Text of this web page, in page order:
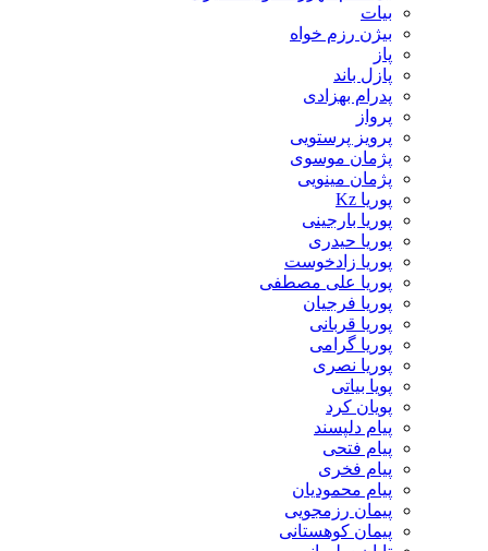
بیات
بیژن رزم خواه
پاز
پازل باند
پدرام بهزادی
پرواز
پرویز پرستویی
پژمان موسوی
پژمان مینویی
پوریا Kz
پوریا بارجینی
پوریا حیدری
پوریا زادخوست
پوریا علی مصطفی
پوریا فرجیان
پوریا قربانی
پوریا گرامی
پوریا نصری
پویا بیاتی
پویان کرد
پیام دلپسند
پیام فتحی
پیام فخری
پیام محمودیان
پیمان رزمجویی
پیمان کوهستانی